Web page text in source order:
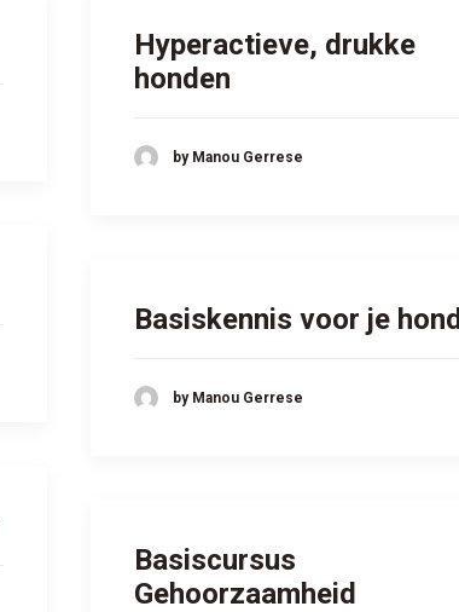
Hyperactieve, drukke
honden
by Manou Gerrese
Basiskennis voor je hond
by Manou Gerrese
Basiscursus
Gehoorzaamheid